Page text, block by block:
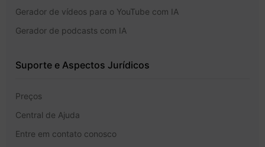
Gerador de vídeos para o YouTube com IA
Gerador de podcasts com IA
Suporte e Aspectos Jurídicos
Preços
Central de Ajuda
Entre em contato conosco